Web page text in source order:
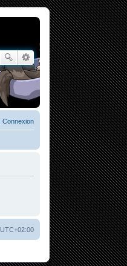
Connexion
UTC+02:00